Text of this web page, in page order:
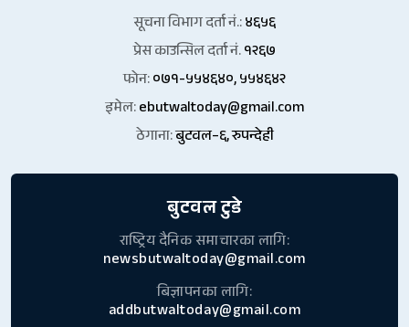
सूचना विभाग दर्ता नं.:४६५६
प्रेस काउन्सिल दर्ता नं.१२६७
फोन:०७१-५५४६४०, ५५४६४२
इमेल:ebutwaltoday@gmail.com
ठेगाना:बुटवल–६, रुपन्देही
बुटवल टुडे
राष्ट्रिय दैनिक समाचारका लागि:
newsbutwaltoday@gmail.com
बिज्ञापनका लागि:
addbutwaltoday@gmail.com